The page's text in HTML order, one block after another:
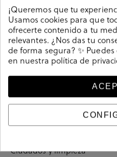
Detalles
Salones bloom&you
2cm. Sin cierre, slip on. La
Guía de tallas
Ciudados y limpieza
¡Queremos que tu
Usamos cookies para que
ofrecerte contenido a tu
relevantes. ¿Nos das tu
de forma segura? ✨
en nuestra política de